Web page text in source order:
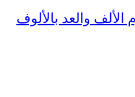
الألف والعد بالألوف